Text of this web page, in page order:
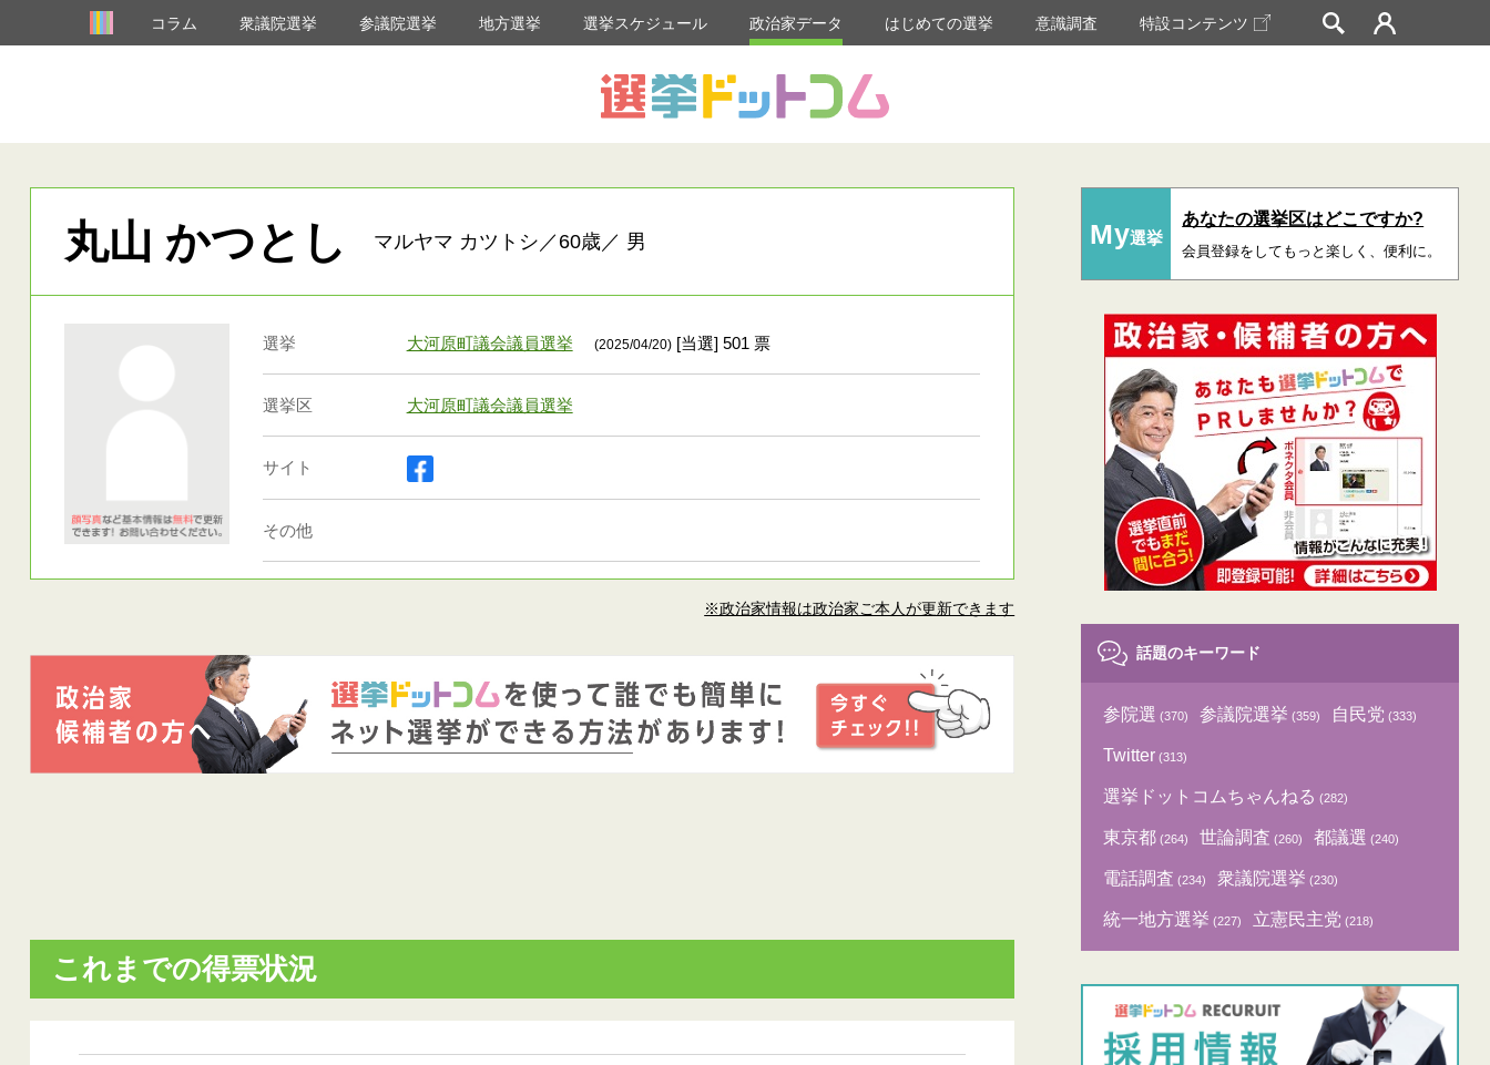
コラム 衆議院選挙 参議院選挙 地方選挙 選挙スケジュール 政治家データ はじめての選挙 意識調査 特設コンテンツ
丸山 かつとし マルヤマ カツトシ／60歳／ 男
選挙 大河原町議会議員選挙 (2025/04/20)[当選] 501 票
選挙区 大河原町議会議員選挙
サイト
その他
※政治家情報は政治家ご本人が更新できます
これまでの得票状況
My選挙
あなたの選挙区はどこですか?
会員登録をしてもっと楽しく、便利に。
話題のキーワード
参院選 (370) 参議院選挙 (359) 自民党 (333)
Twitter (313)
選挙ドットコムちゃんねる (282)
東京都 (264) 世論調査 (260) 都議選 (240)
電話調査 (234) 衆議院選挙 (230)
統一地方選挙 (227) 立憲民主党 (218)